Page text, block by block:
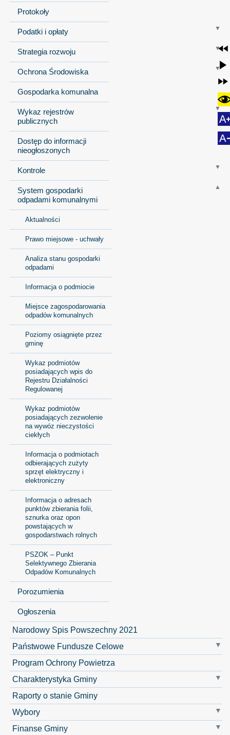
Protokoły
Podatki i opłaty
Strategia rozwoju
Ochrona Środowiska
Gospodarka komunalna
Wykaz rejestrów
publicznych
Dostęp do informacji
nieogłoszonych
Kontrole
System gospodarki
odpadami komunalnymi
Aktualności
Prawo miejsowe - uchwały
Analiza stanu gospodarki
odpadami
Informacja o podmiocie
Miejsce zagospodarowania
odpadów komunalnych
Poziomy osiągnięte przez
gminę
Wykaz podmiotów
posiadających wpis do
Rejestru Działalności
Regulowanej
Wykaz podmiotów
posiadających zezwolenie
na wywóz nieczystości
ciekłych
Informacja o podmiotach
odbierających zużyty
sprzęt elektryczny i
elektroniczny
Informacja o adresach
punktów zbierania folii,
sznurka oraz opon
powstających w
gospodarstwach rolnych
PSZOK – Punkt
Selektywnego Zbierania
Odpadów Komunalnych
Porozumienia
Ogłoszenia
Narodowy Spis Powszechny 2021
Państwowe Fundusze Celowe
Program Ochrony Powietrza
Charakterystyka Gminy
Raporty o stanie Gminy
Wybory
Finanse Gminy